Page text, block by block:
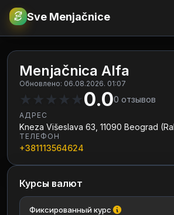
€RSD Sve Menjačnice
Menjačnica Alfa
Обновлено: 06.08.2026. 01:07
★ ★ ★ ★ ★0.00 отзывов
АДРЕС
Kneza Višeslava 63, 11090 Beograd
ТЕЛЕФОН
+381113564624
Курсы валют
Фиксированный курс